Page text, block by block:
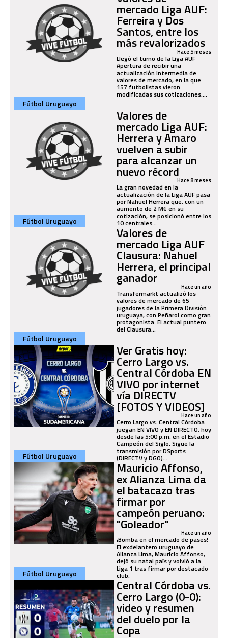
mercado Liga AUF:
Ferreira y Dos
Santos, entre los
más revalorizados
Hace 5 meses
Llegó el turno de la Liga AUF
Apertura de recibir una
actualización intermedia de
valores de mercado, en la que
157 futbolistas vieron
modificadas sus cotizaciones....
Fútbol Uruguayo
Valores de
mercado Liga AUF:
Herrera y Amaro
vuelven a subir
para alcanzar un
nuevo récordHace 8 meses
La gran novedad en la
actualización de la Liga AUF pasa
por Nahuel Herrera que, con un
aumento de 2 M€ en su
cotización, se posicionó entre los
10 centrales...
Fútbol Uruguayo
Valores de
mercado Liga AUF
Clausura: Nahuel
Herrera, el principal
ganador Hace un año
Transfermarkt actualizó los
valores de mercado de 65
jugadores de la Primera División
uruguaya, con Peñarol como gran
protagonista. El actual puntero
del Clausura...
Fútbol Uruguayo
Ver Gratis hoy:
Cerro Largo vs.
Central Córdoba EN
VIVO por internet
vía DIRECTV
[FOTOS Y VIDEOS]
Hace un año
Cerro Largo vs. Central Córdoba
juegan EN VIVO y EN DIRECTO, hoy
desde las 5:00 p.m. en el Estadio
Campeón del Siglo. Sigue la
transmisión por DSports
(DIRECTV y DGO)...
Fútbol Uruguayo
Mauricio Affonso,
ex Alianza Lima da
el batacazo tras
firmar por
campeón peruano:
"Goleador" Hace un año
¡Bomba en el mercado de pases!
El exdelantero uruguayo de
Alianza Lima, Mauricio Affonso,
dejó su natal país y volvió a la
Liga 1 tras firmar por destacado
club.
Fútbol Uruguayo
Central Córdoba vs.
Cerro Largo (0-0):
video y resumen
del duelo por la
Copa